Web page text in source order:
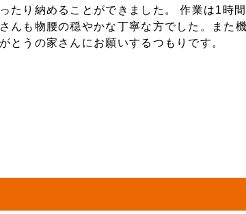
たり納めることができました。 作業は1時
んも物腰の穏やかな丁寧な方でした。また
とうの家さんにお願いするつもりです。